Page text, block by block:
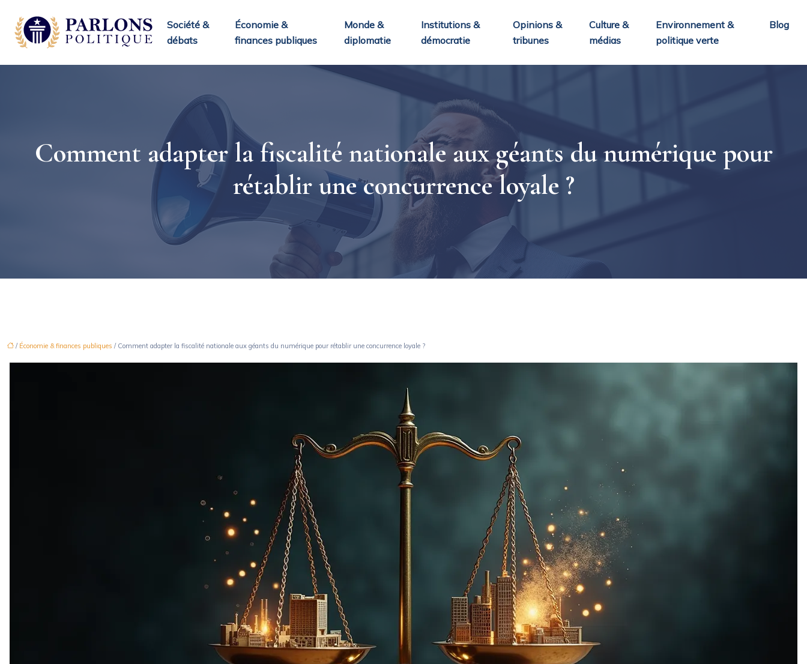
Société &
débats
Économie &
finances publiques
Monde &
diplomatie
Institutions &
démocratie
Opinions &
tribunes
Culture &
médias
Environnement &
politique verte
Blog
Comment adapter la fiscalité nationale aux géants du numérique pour
rétablir une concurrence loyale ?
/ Économie & finances publiques / Comment adapter la fiscalité nationale aux géants du numérique pour rétablir une concurrence loyale ?